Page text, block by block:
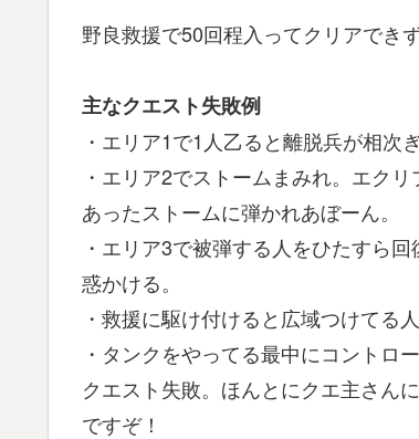
野良救援で50回程入ってクリアでき
主なクエスト失敗例
・エリア1で1人乙ると離脱兵が相次
・エリア2でストームまみれ。エク
あったストームに弾かれあぼーん。
・エリア3で被弾する人をひたすら
惑かける。
・救援に駆け付けると広域つけてる人
・タンクをやってる最中にコントロ
クエスト失敗。ほんとにクエ主さん
ですぞ！